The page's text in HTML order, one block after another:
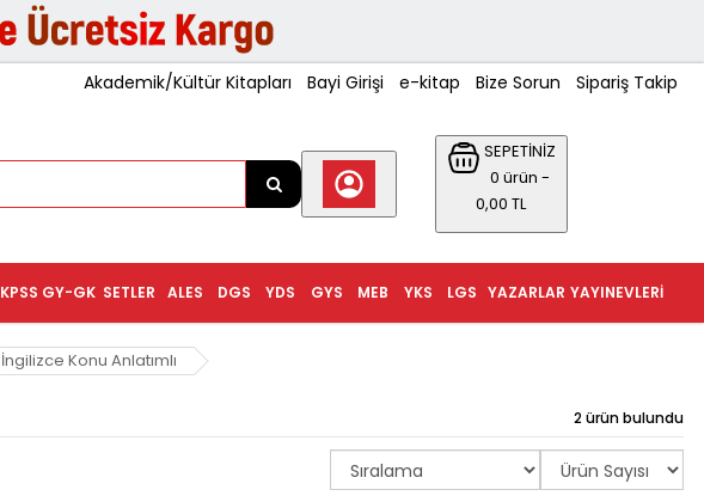
Akademik/Kültür Kitapları Bayi Girişi e-kitap Bize Sorun Sipariş Takip
SEPETİNİZ
0 ürün -
0,00 TL
YAYINEVLERI
YAZARLAR
LGS
YKS
MEB
GYS
YDS
DGS
ALES
SETLER
KPSS GY-GK
İngilizce Konu Anlatımlı
2 ürün bulundu